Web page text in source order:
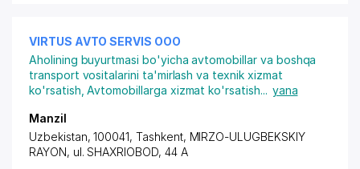
VIRTUS AVTO SERVIS ООО
Aholining buyurtmasi bo'yicha avtomobillar va boshqa
transport vositalarini ta'mirlash va texnik xizmat
ko'rsatish ,Avtomobillarga xizmat ko'rsatish... yana
Manzil
Uzbekistan, 100041, Tashkent, MIRZO-ULUGBEKSKIY
RAYON, ul. SHAXRIOBOD, 44 A